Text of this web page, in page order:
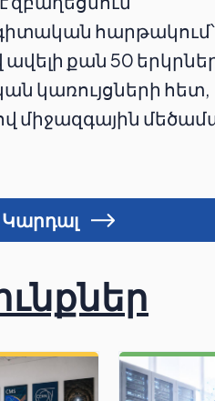
հարթակում՝
քան 50
կառույցների հետ,
միջազգային
Կարդալ